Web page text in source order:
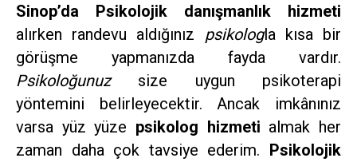
Sinop’da Psikolojik danışmanlık hizmeti
alırken randevu aldığınız psikologla kısa bir
görüşme yapmanızda fayda vardır.
Psikoloğunuz size uygun psikoterapi
yöntemini belirleyecektir. Ancak imkânınız
varsa yüz yüze psikolog hizmeti almak her
zaman daha çok tavsiye ederim. Psikolojik